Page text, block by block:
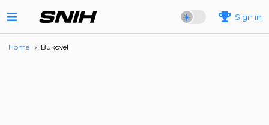
Sign in
Home › Bukovel